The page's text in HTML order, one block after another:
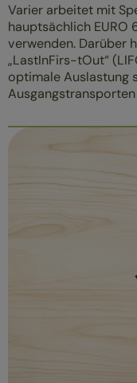
Varier arbeitet mit
hauptsächlich EURO
verwenden. Darüber
„LastInFirs-tOut“
optimale Auslastung